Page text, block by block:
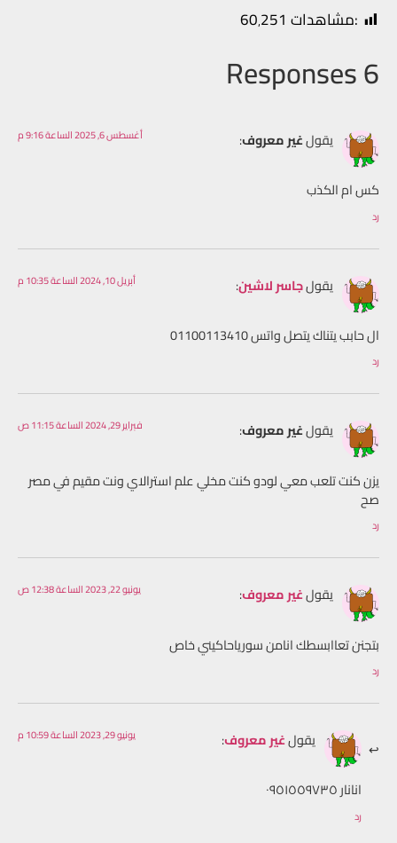
:مشاهدات 60٬251
6 Responses
يقولغير معروف: أغسطس 6, 2025 الساعة 9:16 م
كس ام الكذب
رد
يقولجاسر لاشين: أبريل 10, 2024 الساعة 10:35 م
ال حابب يتناك يتصل واتس 01100113410
رد
يقولغير معروف: فبراير 29, 2024 الساعة 11:15 ص
يزن كنت تلعب معي لودو كنت مخلي علم استرالاي ونت مقيم في مصر
صح
رد
يقولغير معروف: يونيو 22, 2023 الساعة 12:38 ص
بتجنن تعاابسطك انامن سورياحاكيني خاص
رد
يقولغير معروف: يونيو 29, 2023 الساعة 10:59 م
انانار ٠٩٥١٥٥٩٧٣٥
رد